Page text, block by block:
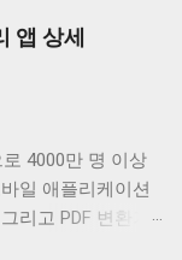
앱 상세
4000만 명 이상
일 애플리케이션
리고 PDF 변환기